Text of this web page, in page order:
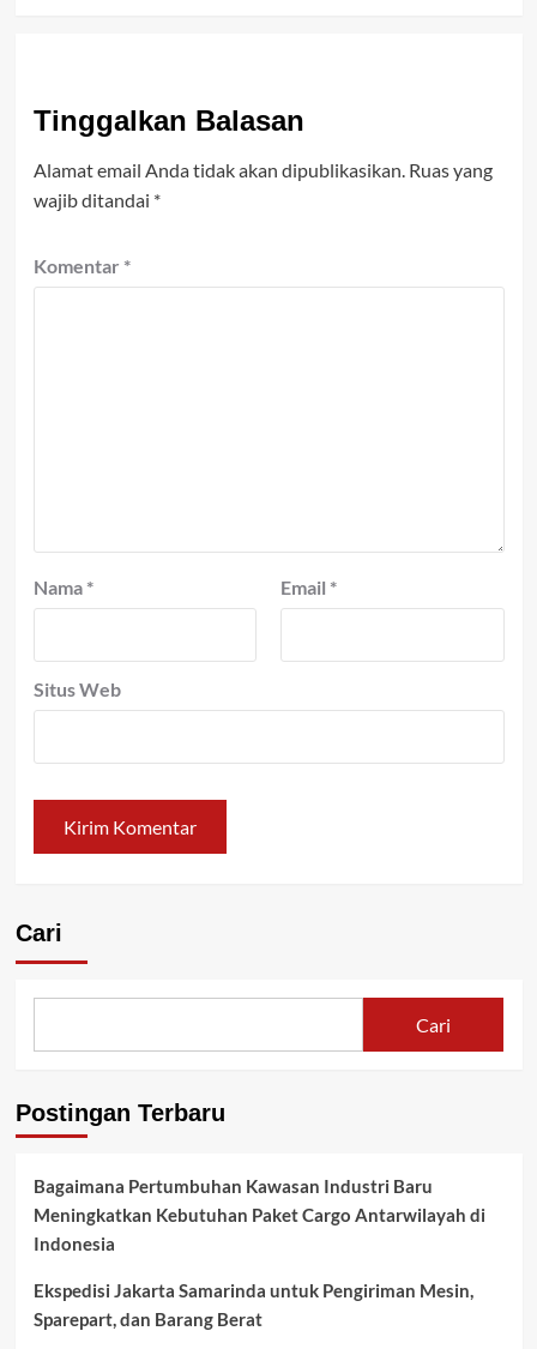
Tinggalkan Balasan
Alamat email Anda tidak akan dipublikasikan. Ruas yang
wajib ditandai *
Komentar *
Nama * Email *
Situs Web
Cari
Cari
Postingan Terbaru
Bagaimana Pertumbuhan Kawasan Industri Baru
Meningkatkan Kebutuhan Paket Cargo Antarwilayah di
Indonesia
Ekspedisi Jakarta Samarinda untuk Pengiriman Mesin,
Sparepart, dan Barang Berat